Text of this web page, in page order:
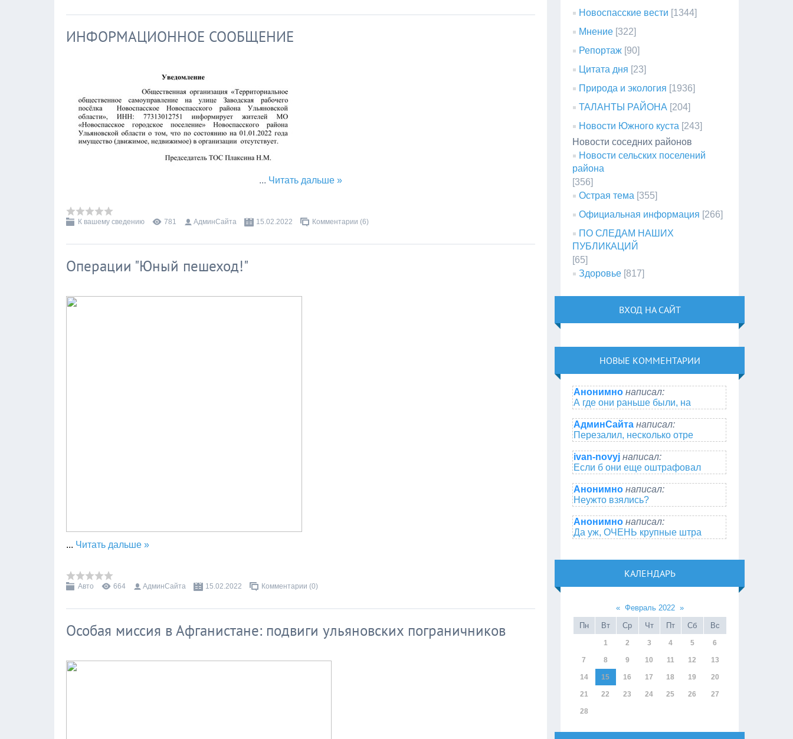
ИНФОРМАЦИОННОЕ СООБЩЕНИЕ
... Читать дальше »
К вашему сведению 781 АдминСайта 15.02.2022 Комментарии (6)
Операции "Юный пешеход!"
... Читать дальше »
Авто 664 АдминСайта 15.02.2022 Комментарии (0)
Особая миссия в Афганистане: подвиги ульяновских пограничников
Новоспасские вести [1344]
Мнение [322]
Репортаж [90]
Цитата дня [23]
Природа и экология [1936]
ТАЛАНТЫ РАЙОНА [204]
Новости Южного куста [243]
Новости соседних районов
Новости сельских поселений
района
[356]
Острая тема [355]
Официальная информация [266]
ПО СЛЕДАМ НАШИХ
ПУБЛИКАЦИЙ
[65]
Здоровье [817]
ВХОД НА САЙТ
НОВЫЕ КОММЕНТАРИИ
Анонимно написал:
А где они раньше были, на
АдминСайта написал:
Перезалил, несколько отре
ivan-novyj написал:
Если б они еще оштрафовал
Анонимно написал:
Неужто взялись?
Анонимно написал:
Да уж, ОЧЕНЬ крупные штра
КАЛЕНДАРЬ
« Февраль 2022 »
Пн
Вт Ср Чт Пт Сб Вс
1 2 3 4 5 6
7 8 9 10 11 12 13
14 15 16 17 18 19 20
21 22 23 24 25 26 27
28